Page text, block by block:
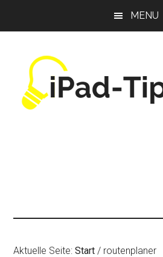
MENU
Aktuelle Seite:Start / routenplaner